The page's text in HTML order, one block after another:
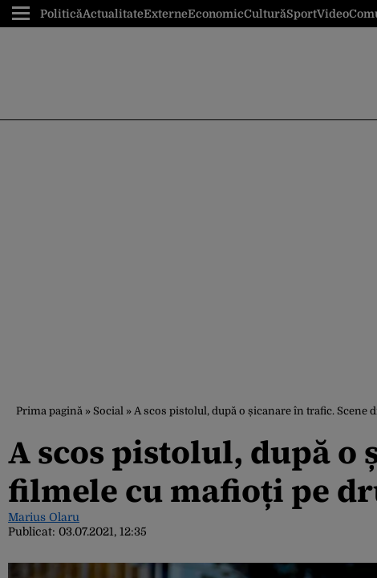
PoliticăActualitateExterneEconomicCulturăSportVideo
Prima pagină » Social » A scos pistolul, după o șicanare în trafic.
A scos pistolul, după o
filmele cu mafioți pe
Marius Olaru
Publicat: 03.07.2021, 12:35